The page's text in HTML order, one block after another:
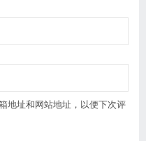
地址和网站地址，以便下次评